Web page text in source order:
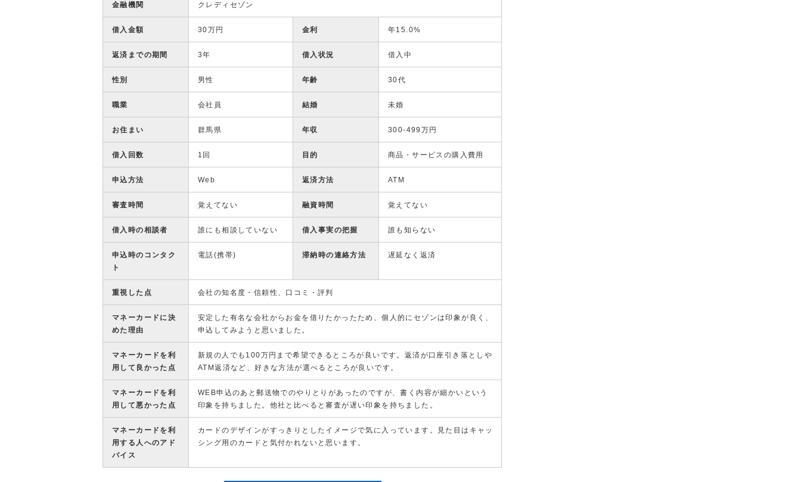
金融機関 クレディセゾン
借入金額 30万円 金利 年15.0%
返済までの期間 3年 借入状況 借入中
性別 男性 年齢 30代
職業 会社員 結婚 未婚
お住まい 群馬県 年収 300-499万円
借入回数 1回 目的 商品・サービスの購入費用
申込方法 Web 返済方法 ATM
審査時間 覚えてない 融資時間 覚えてない
借入時の相談者 誰にも相談していない 借入事実の把握 誰も知らない
申込時のコンタク
ト
電話(携帯) 滞納時の連絡方法 遅延なく返済
重視した点 会社の知名度・信頼性、口コミ・評判
マネーカードに決
めた理由
安定した有名な会社からお金を借りたかったため、個人的にセゾンは印象が良く、
申込してみようと思いました。
マネーカードを利
用して良かった点
新規の人でも100万円まで希望できるところが良いです。返済が口座引き落としや
ATM返済など、好きな方法が選べるところが良いです。
マネーカードを利
用して悪かった点
WEB申込のあと郵送物でのやりとりがあったのですが、書く内容が細かいという
印象を持ちました。他社と比べると審査が遅い印象を持ちました。
マネーカードを利
用する人へのアド
バイス
カードのデザインがすっきりとしたイメージで気に入っています。見た目はキャッ
シング用のカードと気付かれないと思います。